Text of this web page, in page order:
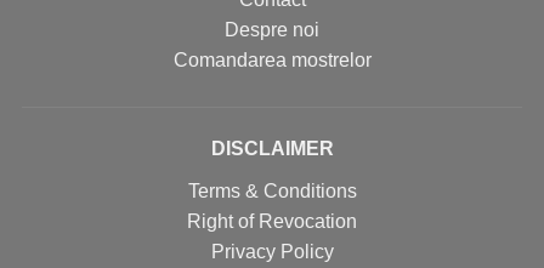
Despre noi
Comandarea mostrelor
DISCLAIMER
Terms & Conditions
Right of Revocation
Privacy Policy